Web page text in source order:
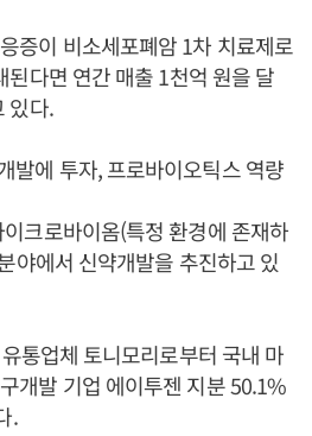
증이 비소세포폐암 1차 치료제로
된다면 연간 매출 1천억 원을 달
있다.
발에 투자, 프로바이오틱스 역량
크로바이옴(특정 환경에 존재하
야에서 신약개발을 추진하고 있
통업체 토니모리로부터 국내 마
개발 기업 에이투젠 지분 50.1%
.